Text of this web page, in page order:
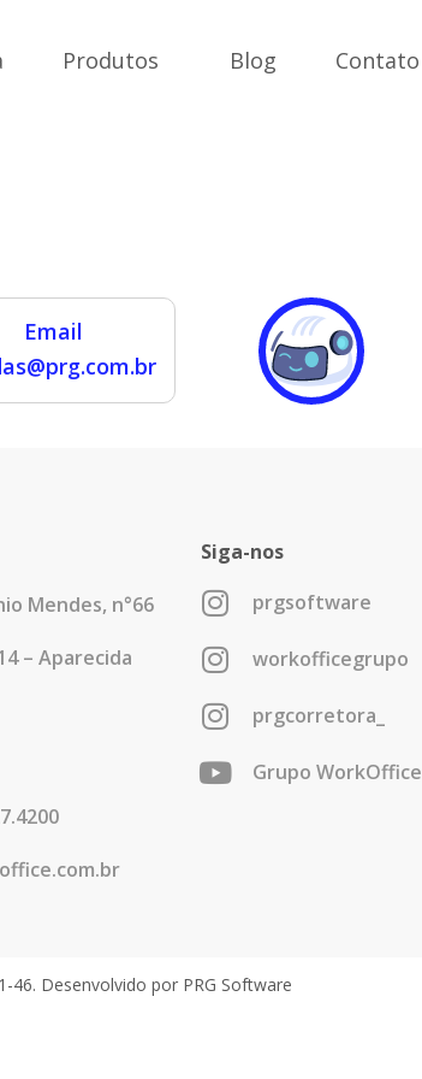
Produtos Blog Contato
Email
Mendes, n°66
– Aparecida
Siga-nos
prgsoftware
workofficegrupo
prgcorretora_
Grupo WorkOffice
46. Desenvolvido por PRG Software